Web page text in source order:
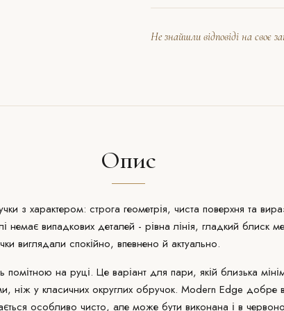
Не знайшли відповіді на своє
Опис
з характером: строга геометрія, чиста поверхня та
немає випадкових деталей - рівна лінія, гладкий блиск
виглядали спокійно, впевнено й актуально.
на руці. Це варіант для пари, якій близька
ніж у класичних округлих обручок. Modern Edge добре
особливо чисто, але може бути виконана і в